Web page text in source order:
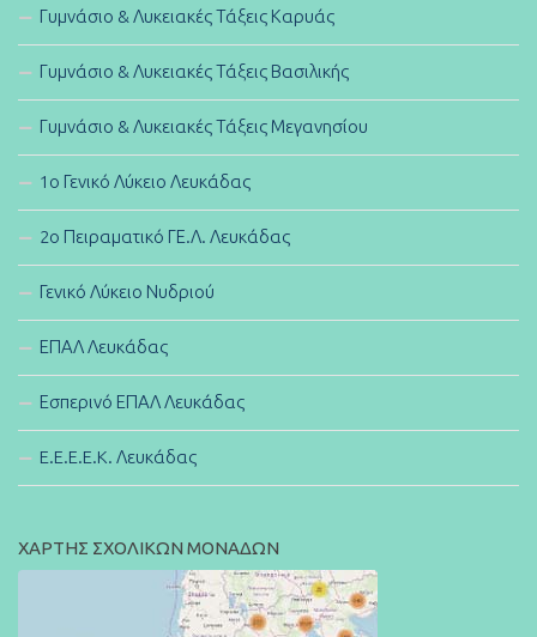
Γυμνάσιο & Λυκειακές Τάξεις Καρυάς
Γυμνάσιο & Λυκειακές Τάξεις Βασιλικής
Γυμνάσιο & Λυκειακές Τάξεις Μεγανησίου
1ο Γενικό Λύκειο Λευκάδας
2ο Πειραματικό ΓΕ.Λ. Λευκάδας
Γενικό Λύκειο Νυδριού
ΕΠΑΛ Λευκάδας
Εσπερινό ΕΠΑΛ Λευκάδας
E.E.E.E.K. Λευκάδας
ΧΑΡΤΗΣ ΣΧΟΛΙΚΩΝ ΜΟΝΑΔΩΝ